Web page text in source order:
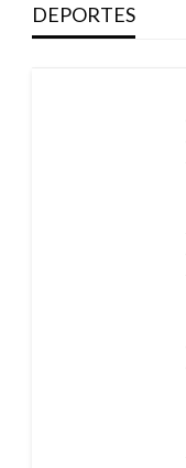
DEPORTES